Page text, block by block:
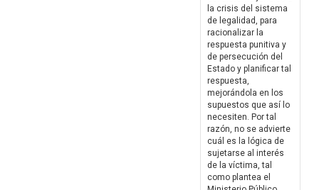
la crisis del sistema
de legalidad, para
racionalizar la
respuesta punitiva y
de persecución del
Estado y planificar tal
respuesta,
mejorándola en los
supuestos que así lo
necesiten. Por tal
razón, no se advierte
cuál es la lógica de
sujetarse al interés
de la víctima, tal
como plantea el